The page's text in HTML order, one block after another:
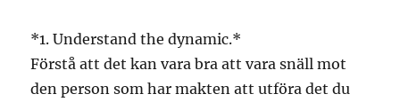
*1. Understand the dynamic.*
Förstå att det kan vara bra att vara snäll mot
den person som har makten att utföra det du